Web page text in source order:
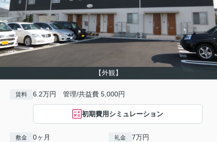
【外観】
賃料 6.2万円 管理/共益費 5,000円
初期費用シミュレーション
敷金 0ヶ月 礼金 7万円